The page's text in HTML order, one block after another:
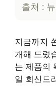
출처 :
지금까지
개해 드렸
는 제품의
일 회신드